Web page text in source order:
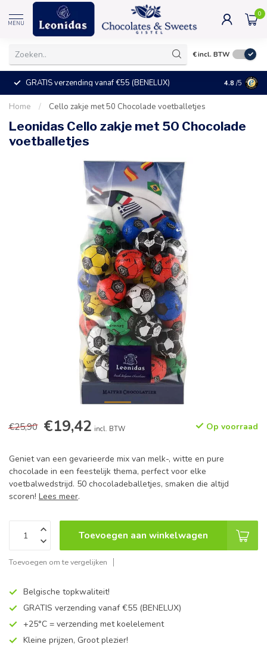
MENU
0
€incl. BTW
GRATIS verzending vanaf €55 (BENELUX) +25°C =
4.8 /5
Home / Cello zakje met 50 Chocolade voetballetjes
Leonidas Cello zakje met 50 Chocolade
voetballetjes
€25,90 €19,42 incl. BTW Op voorraad
Geniet van een gevarieerde mix van melk-, witte en pure
chocolade in een feestelijk thema, perfect voor elke
voetbalwedstrijd. 50 chocoladeballetjes, smaken die altijd
scoren! Lees meer.
Toevoegen aan winkelwagen
Toevoegen om te vergelijken
Belgische topkwaliteit!
GRATIS verzending vanaf €55 (BENELUX)
+25°C = verzending met koelelement
Kleine prijzen, Groot plezier!